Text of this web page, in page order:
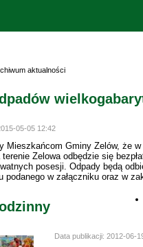
aktualności
05-05 12:42
Mieszkańcom Gminy Zelów, że
terenie Zelowa odbędzie się
posesji. Odpady będą
podanego w załączniku oraz w
Data publikacji: 2012-06-